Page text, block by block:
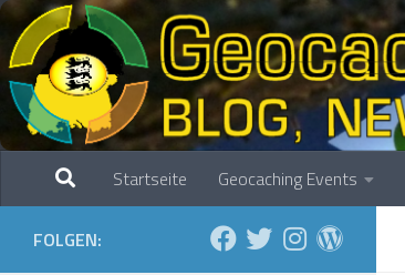
Zum Inhalt springen
Startseite Geocaching Events
FOLGEN: